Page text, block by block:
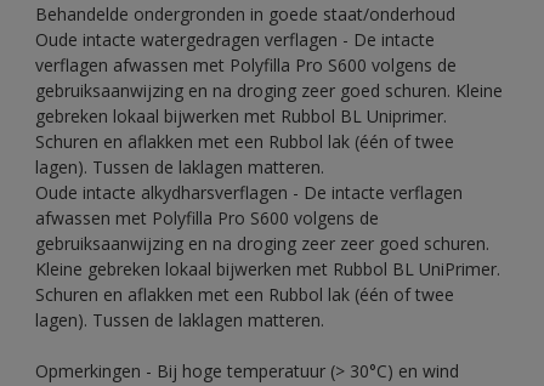
Behandelde ondergronden in goede staat/onderhoud
Oude intacte watergedragen verflagen - De intacte
verflagen afwassen met Polyfilla Pro S600 volgens de
gebruiksaanwijzing en na droging zeer goed schuren. Kleine
gebreken lokaal bijwerken met Rubbol BL Uniprimer.
Schuren en aflakken met een Rubbol lak (één of twee
lagen). Tussen de laklagen matteren.
Oude intacte alkydharsverflagen - De intacte verflagen
afwassen met Polyfilla Pro S600 volgens de
gebruiksaanwijzing en na droging zeer zeer goed schuren.
Kleine gebreken lokaal bijwerken met Rubbol BL UniPrimer.
Schuren en aflakken met een Rubbol lak (één of twee
lagen). Tussen de laklagen matteren.
Opmerkingen - Bij hoge temperatuur (> 30°C) en wind